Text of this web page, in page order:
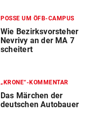
POSSE UM ÖFB-CAMPUS
Wie Bezirksvorsteher
Nevrivy an der MA 7
scheitert
„KRONE“-KOMMENTAR
Das Märchen der
deutschen Autobauer